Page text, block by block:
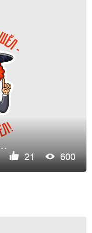
год" для "Telegram"
21 600